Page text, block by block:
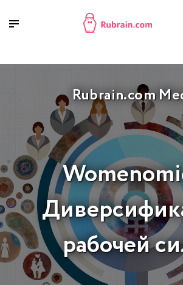
Rubrain.com
рабочей